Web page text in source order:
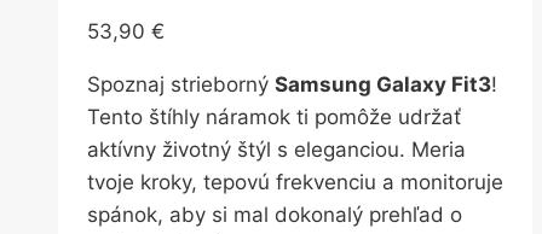
53,90 €
Spoznaj strieborný Samsung Galaxy Fit3!
Tento štíhly náramok ti pomôže udržať
aktívny životný štýl s eleganciou. Meria
tvoje kroky, tepovú frekvenciu a monitoruje
spánok, aby si mal dokonalý prehľad o